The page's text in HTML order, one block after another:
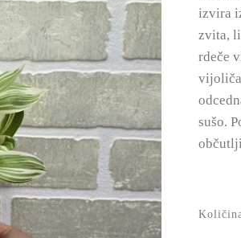
izvira
zvita,
rdeče
sušo.